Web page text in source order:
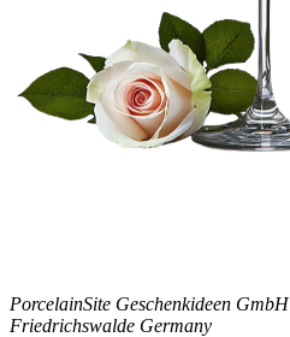
PorcelainSite Geschenkideen GmbH
Friedrichswalde Germany